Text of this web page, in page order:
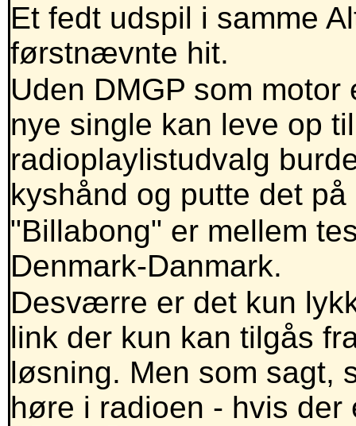
Et fedt udspil i samme
førstnævnte hit.
Uden DMGP som
nye single kan leve op
radioplaylistudvalg
kyshånd og putte det
"Billabong" er mellem
Denmark-Danmark.
Desværre er det kun
link der kun kan tilgås
løsning. Men som sagt,
høre i radioen - hvis